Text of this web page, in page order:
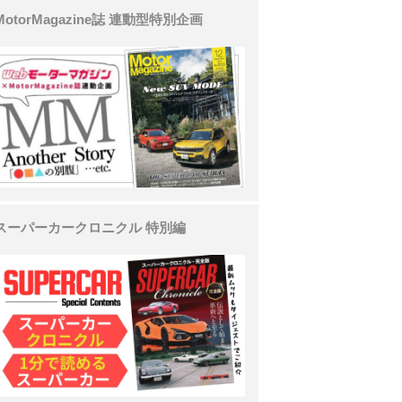
誌 連動型特別企画
ーパーカークロニクル 特別編